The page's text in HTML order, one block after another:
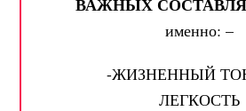
именно: –
-ЖИЗНЕННЫЙ
ЛЕГКОСТЬ